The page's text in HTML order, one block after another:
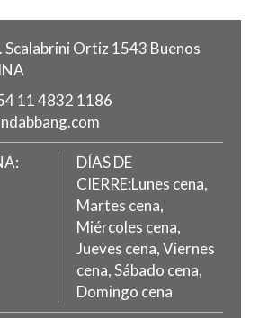
Scalabrini Ortiz 1543 Buenos
11 4832 1186
DÍAS DE
CIERRE:Lunes cena,
Martes cena,
Miércoles cena,
Jueves cena, Viernes
cena, Sábado cena,
Domingo cena